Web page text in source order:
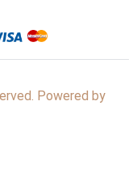
Powered by